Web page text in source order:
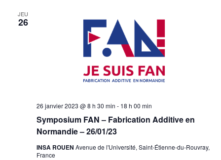
JEU
26
Symposium FAN – Fabrication Additive en
Normandie – 26/01/23
26 janvier 2023 @ 8 h 30 min - 18 h 00 min
INSA ROUEN Avenue de l'Université, Saint-Étienne-du-Rouvray,
France